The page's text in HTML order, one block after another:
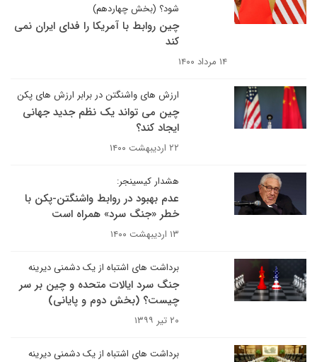
شود؟ (بخش چهاردهم)
چین روابط با آمریکا را فدای ایران نمی
کند
۱۴ مرداد ۱۴۰۰
ارزش های واشنگتن در برابر ارزش های پکن ​​​​​​​
چین می تواند یک نظم جدید جهانی
ایجاد کند؟
۲۲ اردیبهشت ۱۴۰۰
هشدار کیسینجر:
عدم بهبود در روابط واشنگتن-پکن با
خطر «جنگ سرد» همراه است
۱۳ اردیبهشت ۱۴۰۰
برداشت های اشتباه از یک دشمنی دیرینه
جنگ سرد ایالات متحده و چین بر سر
چیست؟ (بخش دوم و پایانی)
۲۰ تیر ۱۳۹۹
برداشت های اشتباه از یک دشمنی دیرینه